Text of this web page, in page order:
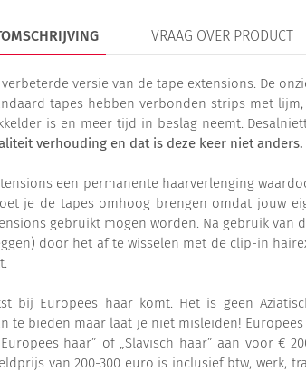
VRAAG OVER PRODUCT
versie van de tape extensions. De
tapes hebben verbonden strips met
is en meer tijd in beslag neemt.
verhouding en dat is deze keer niet anders.
een permanente haarverlenging
je de tapes omhoog brengen omdat jouw
gebruikt mogen worden. Na gebruik
door het af te wisselen met de clip-in
Europees haar komt. Het is geen
te bieden maar laat je niet misleiden!
haar” of „Slavisch haar” aan voor €
van 200-300 euro is inclusief btw,